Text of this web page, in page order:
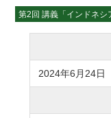
第2回 講義「インドネシ
2024年6月24日